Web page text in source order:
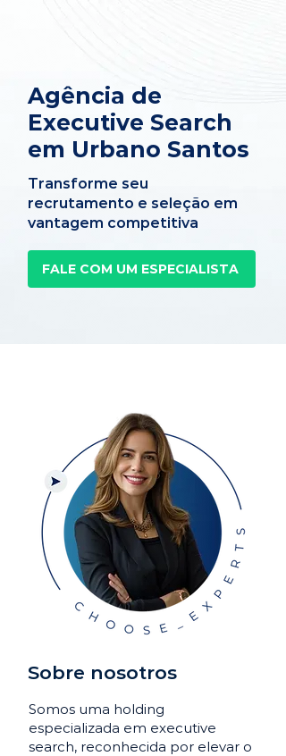
Agência de
Executive Search
em Urbano Santos
Transforme seu
recrutamento e seleção em
vantagem competitiva
FALE COM UM ESPECIALISTA
Sobre nosotros
Somos uma holding
especializada em executive
search, reconhecida por elevar o